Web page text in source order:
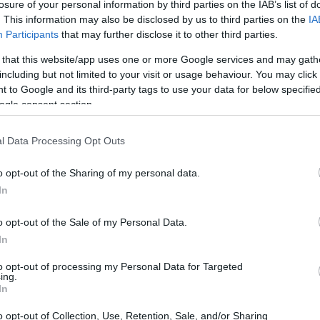
of your personal information by third parties on the IAB’s list of
This information may also be disclosed by us to third parties on the
Participants that may further disclose it to other third parties.
that this website/app uses one or more Google services and may
but not limited to your visit or usage behaviour. You may
to Google and its third-party tags to use your data for below
consent section.
Data Processing Opt Outs
opt-out of the Sharing of my personal data.
opt-out of the Sale of my Personal Data.
opt-out of processing my Personal Data for Targeted
opt-out of Collection, Use, Retention, Sale, and/or Sharing
για τη φιλοξενία και τον Μαρκ
έκανε. Ήταν μια
σπουδαία Σύνοδος
εισαγωγική του τοποθέτηση. Ο
Ρούτε κατάφερε να διαχειριστεί
», ενώ χαρακτήρισε τους
ΝΑΤΟ «πολύ έξυπνους ανθρώπους με
».
22:53
22:40